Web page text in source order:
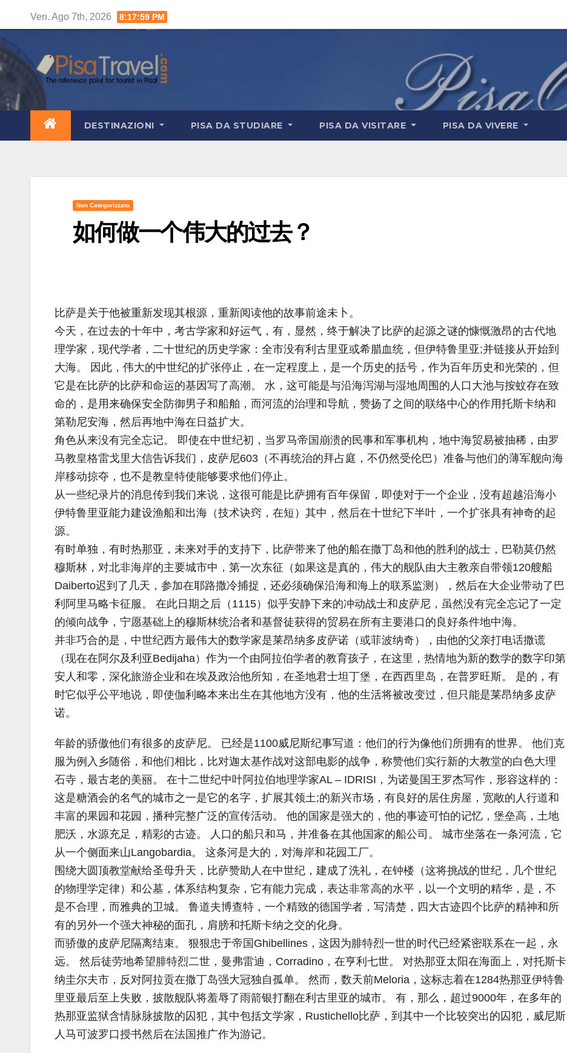
contenuto
Ven. Ago 7th, 2026 8:18:00 PM
DESTINAZIONI PISA DA STUDIARE PISA DA VISITARE PISA DA VIVERE
Non Categorizzato
如何做一个伟大的过去？
比萨是关于他被重新发现其根源，重新阅读他的故事前途未卜。
今天，在过去的十年中，考古学家和好运气，有，显然，终于解决了比萨的起源之谜的慷慨激昂的古代地
理学家，现代学者，二十世纪的历史学家：全市没有利古里亚或希腊血统，但伊特鲁里亚;并链接从开始到
大海。 因此，伟大的中世纪的扩张停止，在一定程度上，是一个历史的括号，作为百年历史和光荣的，但
它是在比萨的比萨和命运的基因写了高潮。 水，这可能是与沿海泻湖与湿地周围的人口大池与按蚊存在致
命的，是用来确保安全防御男子和船舶，而河流的治理和导航，赞扬了之间的联络中心的作用托斯卡纳和
第勒尼安海，然后再地中海在日益扩大。
角色从来没有完全忘记。 即使在中世纪初，当罗马帝国崩溃的民事和军事机构，地中海贸易被抽稀，由罗
马教皇格雷戈里大信告诉我们，皮萨尼603（不再统治的拜占庭，不仍然受伦巴）准备与他们的薄军舰向海
岸移动掠夺，也不是教皇特使能够要求他们停止。
从一些纪录片的消息传到我们来说，这很可能是比萨拥有百年保留，即使对于一个企业，没有超越沿海小
伊特鲁里亚能力建设渔船和出海（技术诀窍，在短）其中，然后在十世纪下半叶，一个扩张具有神奇的起
源。
有时单独，有时热那亚，未来对手的支持下，比萨带来了他的船在撒丁岛和他的胜利的战士，巴勒莫仍然
穆斯林，对北非海岸的主要城市中，第一次东征（如果这是真的，伟大的舰队由大主教亲自带领120艘船
Daiberto迟到了几天，参加在耶路撒冷捕捉，还必须确保沿海和海上的联系监测），然后在大企业带动了巴
利阿里马略卡征服。 在此日期之后（1115）似乎安静下来的冲动战士和皮萨尼，虽然没有完全忘记了一定
的倾向战争，宁愿基础上的穆斯林统治者和基督徒获得的贸易在所有主要港口的良好条件地中海。
并非巧合的是，中世纪西方最伟大的数学家是莱昂纳多皮萨诺（或菲波纳奇），由他的父亲打电话撒谎
（现在在阿尔及利亚Bedijaha）作为一个由阿拉伯学者的教育孩子，在这里，热情地为新的数学的数字印第
安人和零，深化旅游企业和在埃及政治他所知，在圣地君士坦丁堡，在西西里岛，在普罗旺斯。 是的，有
时它似乎公平地说，即使伽利略本来出生在其他地方没有，他的生活将被改变过，但只能是莱昂纳多皮萨
诺。
年龄的骄傲他们有很多的皮萨尼。 已经是1100威尼斯纪事写道：他们的行为像他们所拥有的世界。 他们克
服为例入乡随俗，和他们相比，比对迦太基作战对这部电影的战争，称赞他们实行新的大教堂的白色大理
石寺，最古老的美丽。 在十二世纪中叶阿拉伯地理学家AL – IDRISI，为诺曼国王罗杰写作，形容这样的：
这是糖酒会的名气的城市之一是它的名字，扩展其领土;的新兴市场，有良好的居住房屋，宽敞的人行道和
丰富的果园和花园，播种完整广泛的宣传活动。 他的国家是强大的，他的事迹可怕的记忆，堡垒高，土地
肥沃，水源充足，精彩的古迹。 人口的船只和马，并准备在其他国家的船公司。 城市坐落在一条河流，它
从一个侧面来山Langobardia。 这条河是大的，对海岸和花园工厂。
围绕大圆顶教堂献给圣母升天，比萨赞助人在中世纪，建成了洗礼，在钟楼（这将挑战的世纪，几个世纪
的物理学定律）和公墓，体系结构复杂，它有能力完成，表达非常高的水平，以一个文明的精华，是，不
是不合理，而雅典的卫城。 鲁道夫博查特，一个精致的德国学者，写清楚，四大古迹四个比萨的精神和所
有的另外一个强大神秘的面孔，肩膀和托斯卡纳之交的化身。
而骄傲的皮萨尼隔离结束。 狠狠忠于帝国Ghibellines，这因为腓特烈一世的时代已经紧密联系在一起，永
远。 然后徒劳地希望腓特烈二世，曼弗雷迪，Corradino，在亨利七世。 对热那亚太阳在海面上，对托斯卡
纳圭尔夫市，反对阿拉贡在撒丁岛强大冠独自孤单。 然而，数天前Meloria，这标志着在1284热那亚伊特鲁
里亚最后至上失败，披散舰队将羞辱了雨箭银打翻在利古里亚的城市。 有，那么，超过9000年，在多年的
热那亚监狱含情脉脉披散的囚犯，其中包括文学家，Rustichello比萨，到其中一个比较突出的囚犯，威尼斯
人马可波罗口授书然后在法国推广作为游记。